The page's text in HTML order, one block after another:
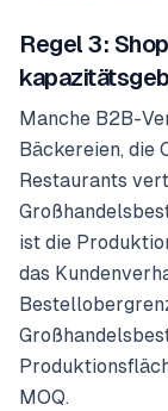
Regel 3:
Manche B2B-
Bäckereien, die
Restaurants
ist die
das
MOQ.